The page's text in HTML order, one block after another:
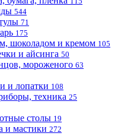
544
71
175
шоколадом и кремом 105
и айсинга 50
мороженого 63
и лопатки 108
техника 25
столы 19
и мастики 272